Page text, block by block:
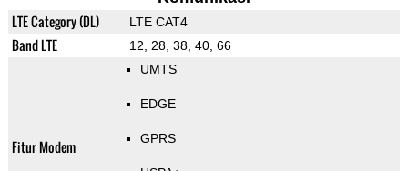
LTE Category (DL) LTE CAT4
Band LTE 12, 28, 38, 40, 66
Fitur Modem
UMTS
EDGE
GPRS